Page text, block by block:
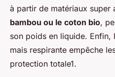
à partir de matériaux super
bambou ou le coton bio,
son poids en liquide. Enfin,
mais respirante empêche
protection totale1.